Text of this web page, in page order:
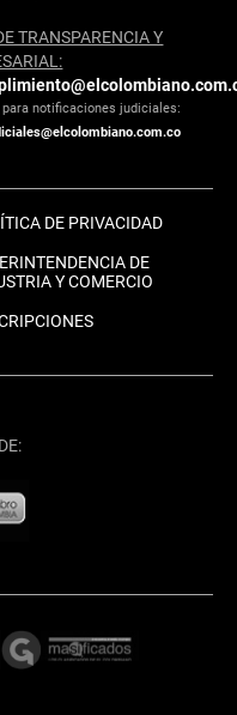
TRANSPARENCIA Y
para notificaciones judiciales:
DE PRIVACIDAD
DE
Y COMERCIO